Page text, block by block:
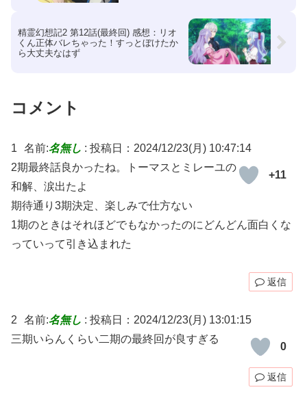
精霊幻想記2 第12話(最終回) 感想：リオ
くん正体バレちゃった！すっとぼけたか
ら大丈夫なはず
コメント
1 名前:名無し : 投稿日：2024/12/23(月) 10:47:14
+11
2期最終話良かったね。トーマスとミレーユの
和解、涙出たよ
期待通り3期決定、楽しみで仕方ない
1期のときはそれほどでもなかったのにどんどん面白くな
っていって引き込まれた
返信
2 名前:名無し : 投稿日：2024/12/23(月) 13:01:15
0
三期いらんくらい二期の最終回が良すぎる
返信